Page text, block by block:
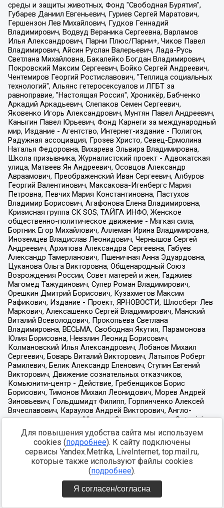
Для повышения удобства сайта мы используем
cookies (подробнее). К сайту подключены
сервисы Yandex.Metrika, LiveInternet, top.mail.ru,
которые также используют файлы cookies
(подробнее).
Я согласен/согласна